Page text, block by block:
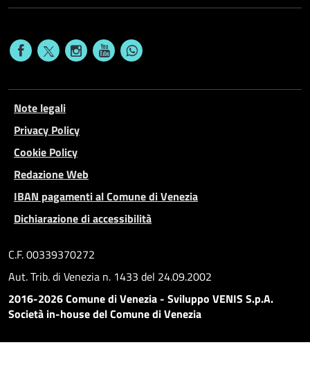
Note legali
Privacy Policy
Cookie Policy
Redazione Web
IBAN pagamenti al Comune di Venezia
Dichiarazione di accessibilità
C.F. 00339370272
Aut. Trib. di Venezia n. 1433 del 24.09.2002
2016-2026 Comune di Venezia - Sviluppo VENIS S.p.A.
Società in-house del Comune di Venezia